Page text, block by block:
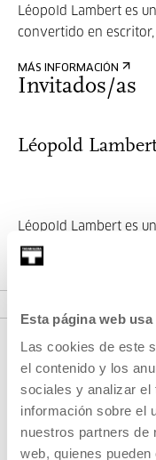
Esta página web
Las cookies de este
el contenido y los
sociales y analizar el
información sobre el
nuestros partners de
web, quienes
Léopold Lambert es
convertido en
MÁS INFORMACIÓN
Invitados/as
Léopold
Léopold Lambert es
convertido en escritor,